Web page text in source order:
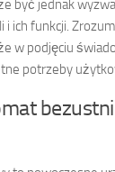
być jednak
ich funkcji.
w podjęciu
potrzeby